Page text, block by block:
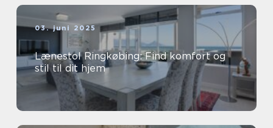
03. juni 2025
Lænestol Ringkøbing: Find komfort og
stil til dit hjem